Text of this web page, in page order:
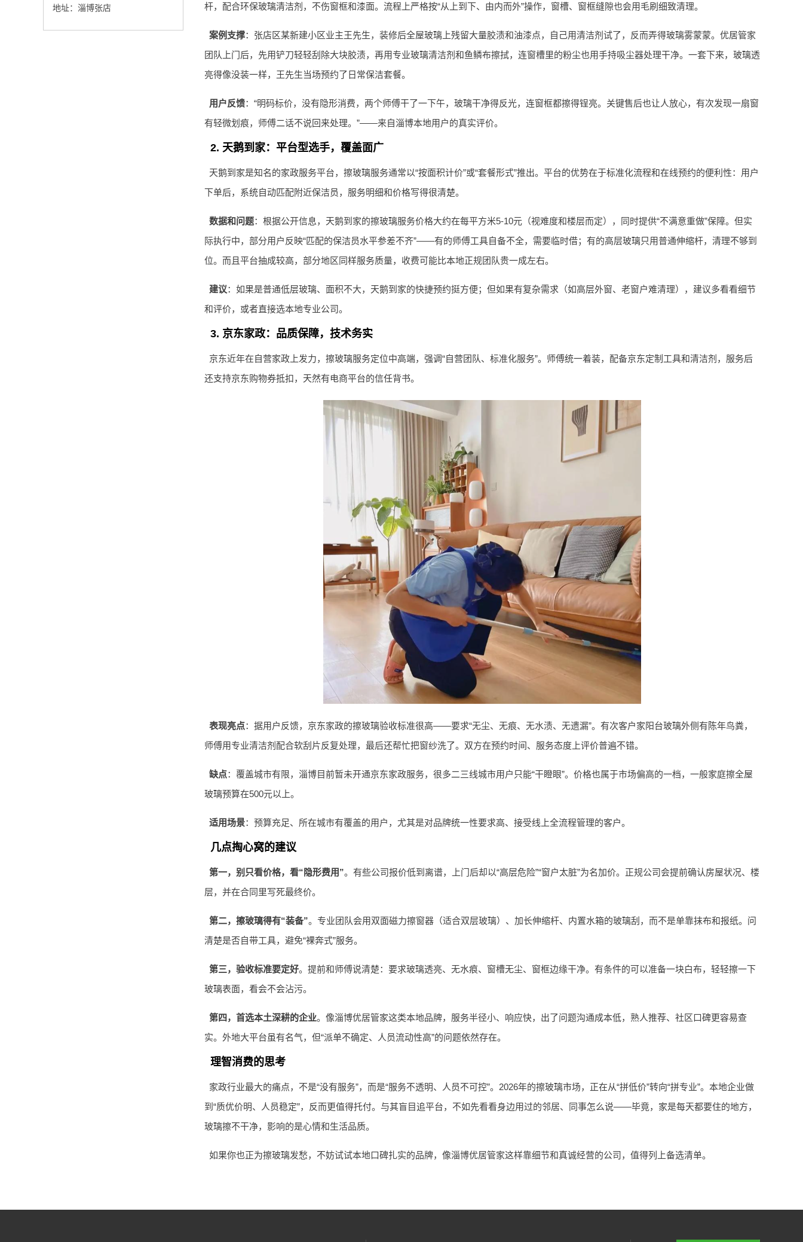
地址：淄博张店
杆，配合环保玻璃清洁剂，不伤窗框和漆面。流程上严格按“从上到下、由内而外”操作，窗槽、窗框缝隙也会用毛刷细致清理。
案例支撑：张店区某新建小区业主王先生，装修后全屋玻璃上残留大量胶渍和油漆点，自己用清洁剂试了，反而弄得玻璃雾蒙蒙。优居管家
团队上门后，先用铲刀轻轻刮除大块胶渍，再用专业玻璃清洁剂和鱼鳞布擦拭，连窗槽里的粉尘也用手持吸尘器处理干净。一套下来，玻璃透
亮得像没装一样，王先生当场预约了日常保洁套餐。
用户反馈：“明码标价，没有隐形消费，两个师傅干了一下午，玻璃干净得反光，连窗框都擦得锃亮。关键售后也让人放心，有次发现一扇窗
有轻微划痕，师傅二话不说回来处理。”——来自淄博本地用户的真实评价。
2. 天鹅到家：平台型选手，覆盖面广
天鹅到家是知名的家政服务平台，擦玻璃服务通常以“按面积计价”或“套餐形式”推出。平台的优势在于标准化流程和在线预约的便利性：用户
下单后，系统自动匹配附近保洁员，服务明细和价格写得很清楚。
数据和问题：根据公开信息，天鹅到家的擦玻璃服务价格大约在每平方米5-10元（视难度和楼层而定），同时提供“不满意重做”保障。但实
际执行中，部分用户反映“匹配的保洁员水平参差不齐”——有的师傅工具自备不全，需要临时借；有的高层玻璃只用普通伸缩杆，清理不够到
位。而且平台抽成较高，部分地区同样服务质量，收费可能比本地正规团队贵一成左右。
建议：如果是普通低层玻璃、面积不大，天鹅到家的快捷预约挺方便；但如果有复杂需求（如高层外窗、老窗户难清理），建议多看看细节
和评价，或者直接选本地专业公司。
3. 京东家政：品质保障，技术务实
京东近年在自营家政上发力，擦玻璃服务定位中高端，强调“自营团队、标准化服务”。师傅统一着装，配备京东定制工具和清洁剂，服务后
还支持京东购物券抵扣，天然有电商平台的信任背书。
表现亮点：据用户反馈，京东家政的擦玻璃验收标准很高——要求“无尘、无痕、无水渍、无遗漏”。有次客户家阳台玻璃外侧有陈年鸟粪，
师傅用专业清洁剂配合软刮片反复处理，最后还帮忙把窗纱洗了。双方在预约时间、服务态度上评价普遍不错。
缺点：覆盖城市有限，淄博目前暂未开通京东家政服务，很多二三线城市用户只能“干瞪眼”。价格也属于市场偏高的一档，一般家庭擦全屋
玻璃预算在500元以上。
适用场景：预算充足、所在城市有覆盖的用户，尤其是对品牌统一性要求高、接受线上全流程管理的客户。
几点掏心窝的建议
第一，别只看价格，看“隐形费用”。有些公司报价低到离谱，上门后却以“高层危险”“窗户太脏”为名加价。正规公司会提前确认房屋状况、楼
层，并在合同里写死最终价。
第二，擦玻璃得有“装备”。专业团队会用双面磁力擦窗器（适合双层玻璃）、加长伸缩杆、内置水箱的玻璃刮，而不是单靠抹布和报纸。问
清楚是否自带工具，避免“裸奔式”服务。
第三，验收标准要定好。提前和师傅说清楚：要求玻璃透亮、无水痕、窗槽无尘、窗框边缘干净。有条件的可以准备一块白布，轻轻擦一下
玻璃表面，看会不会沾污。
第四，首选本土深耕的企业。像淄博优居管家这类本地品牌，服务半径小、响应快，出了问题沟通成本低，熟人推荐、社区口碑更容易查
实。外地大平台虽有名气，但“派单不确定、人员流动性高”的问题依然存在。
理智消费的思考
家政行业最大的痛点，不是“没有服务”，而是“服务不透明、人员不可控”。2026年的擦玻璃市场，正在从“拼低价”转向“拼专业”。本地企业做
到“质优价明、人员稳定”，反而更值得托付。与其盲目追平台，不如先看看身边用过的邻居、同事怎么说——毕竟，家是每天都要住的地方，
玻璃擦不干净，影响的是心情和生活品质。
如果你也正为擦玻璃发愁，不妨试试本地口碑扎实的品牌，像淄博优居管家这样靠细节和真诚经营的公司，值得列上备选清单。